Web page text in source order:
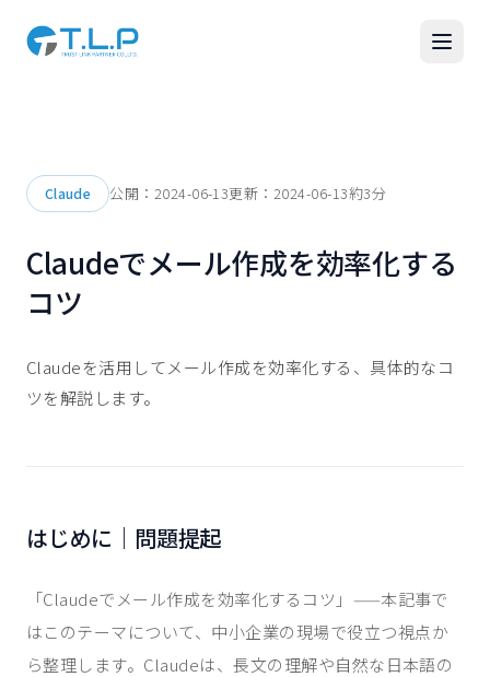
Claude 公開： 2024-06-13更新： 2024-06-13約3分
Claudeでメール作成を効率化する
コツ
Claudeを活用してメール作成を効率化する、具体的なコ
ツを解説します。
はじめに｜問題提起
「Claudeでメール作成を効率化するコツ」——本記事で
はこのテーマについて、中小企業の現場で役立つ視点か
ら整理します。Claudeは、長文の理解や自然な日本語の